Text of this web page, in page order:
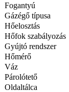
Fogantyú
Gázégő típusa
Hőelosztás
Hőfok szabályozás
Gyújtó rendszer
Hőmérő
Váz
Párolótető
Oldaltálca